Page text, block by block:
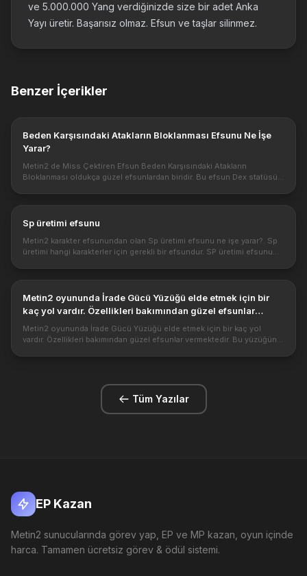
ve 5.000.000 Yang verdiğinizde size bir adet Anka
Yayı üretir. Başarısız olmaz. Efsun ve taşlar silinmez.
Benzer İçerikler
Beden Karşısındaki Atakların Bloklanması Efsunu Ne İşe
Yarar?
Metin2 de Miss Çektiren Efsun Beden Karşısındaki Atakların
Bloklanması oldukça güzel efsunlardan biridir. Bu efsun Dex statüsü
Sp üretimi efsunu
Metin2 karakter efsunundan olan Sp üretimi efsunu ne işe yarar?. Sp
üretimi hangi karakterler için gerekli bir efsundur. SP üretimi efsunu
Metin2 oyununda İrade Gücü Yüzüğü elde etmek için bir
kaç yol vardır. Özellikleri bakımından güzel efsunlar
vermekted...
Metin2 oyununda İrade Gücü Yüzüğü elde etmek için bir kaç yol
vardır. Özellikleri bakımından güzel efsunlar vermektedir. Bu yüzüğün
Tüm Yazılar
EP Kazan
Metin2 sunucularında görev yap, EP ve MP kazan, oyun içinde
harca. Tamamen ücretsiz görev & ödül sistemi.